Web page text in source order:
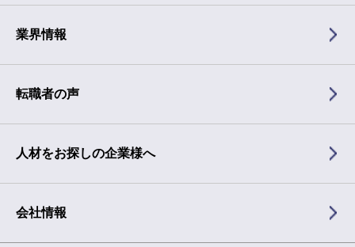
業界情報
転職者の声
人材をお探しの企業様へ
会社情報